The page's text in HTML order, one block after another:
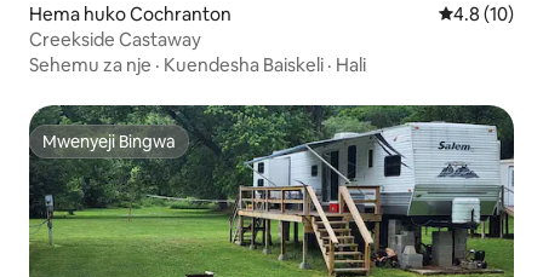
Hema huko Cochranton Ukadiriaji
4.8 (10)
Creekside Castaway
Sehemu za nje · Kuendesha Baiskeli · Hali
Mwenyeji Bingwa
Mwenyeji Bingwa